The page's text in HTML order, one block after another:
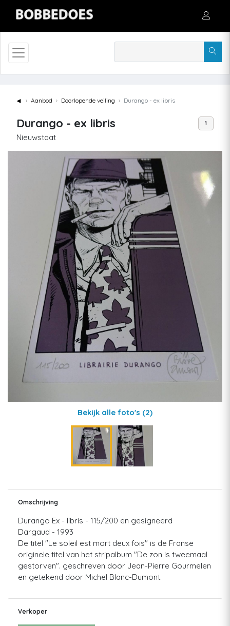
◄ Aanbod Doorlopende veiling Durango - ex libris
Durango - ex libris
Nieuwstaat
1
Bekijk alle foto's (2)
Omschrijving
Durango Ex - libris - 115/200 en gesigneerd
Dargaud - 1993
De titel "Le soleil est mort deux fois" is de Franse
originele titel van het stripalbum "De zon is tweemaal
gestorven". geschreven door Jean-Pierre Gourmelen
en getekend door Michel Blanc-Dumont.
Verkoper